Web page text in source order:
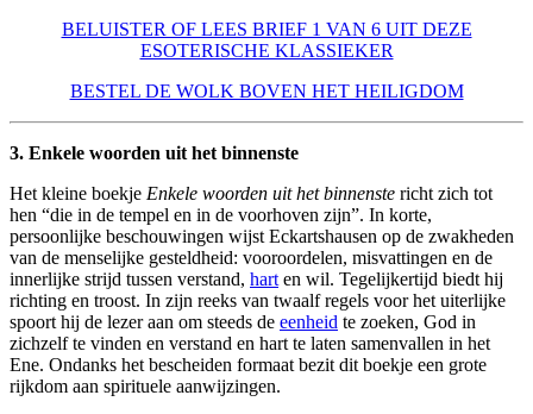
BELUISTER OF LEES BRIEF 1 VAN 6 UIT DEZE
ESOTERISCHE KLASSIEKER
BESTEL DE WOLK BOVEN HET HEILIGDOM
3. Enkele woorden uit het binnenste
Het kleine boekje Enkele woorden uit het binnenste richt zich tot
hen “die in de tempel en in de voorhoven zijn”. In korte,
persoonlijke beschouwingen wijst Eckartshausen op de zwakheden
van de menselijke gesteldheid: vooroordelen, misvattingen en de
innerlijke strijd tussen verstand, hart en wil. Tegelijkertijd biedt hij
richting en troost. In zijn reeks van twaalf regels voor het uiterlijke
spoort hij de lezer aan om steeds de eenheid te zoeken, God in
zichzelf te vinden en verstand en hart te laten samenvallen in het
Ene. Ondanks het bescheiden formaat bezit dit boekje een grote
rijkdom aan spirituele aanwijzingen.